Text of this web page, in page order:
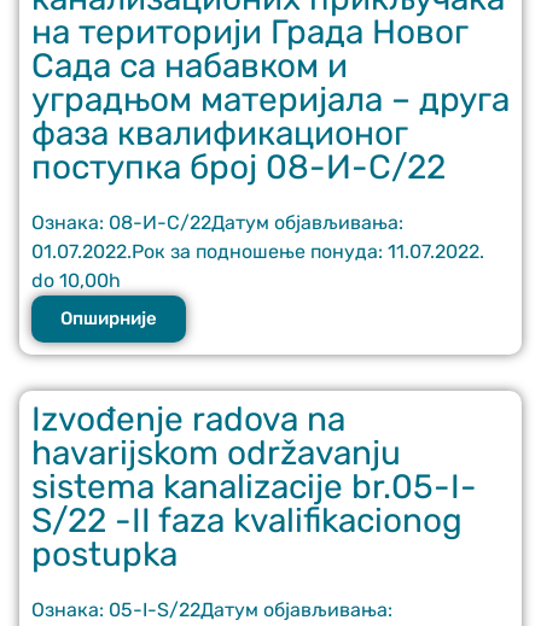
на територији Града Новог
Сада са набавком и
уградњом материјала – друга
фаза квалификационог
поступка број 08-И-С/22
Ознака: 08-И-С/22Датум објављивања:
01.07.2022.Рок за подношење понуда: 11.07.2022.
do 10,00h
Опширније
Izvođenje radova na
havarijskom održavanju
sistema kanalizacije br.05-I-
S/22 -II faza kvalifikacionog
postupka
Ознака: 05-I-S/22Датум објављивања: